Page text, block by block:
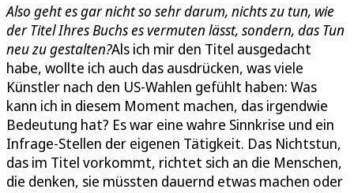
Also geht es gar nicht so sehr darum, nichts zu tun, wie
der Titel Ihres Buchs es vermuten lässt, sondern, das Tun
neu zu gestalten?Als ich mir den Titel ausgedacht
habe, wollte ich auch das ausdrücken, was viele
Künstler nach den US-Wahlen gefühlt haben: Was
kann ich in diesem Moment machen, das irgendwie
Bedeutung hat? Es war eine wahre Sinnkrise und ein
Infrage-Stellen der eigenen Tätigkeit. Das Nichtstun,
das im Titel vorkommt, richtet sich an die Menschen,
die denken, sie müssten dauernd etwas machen oder